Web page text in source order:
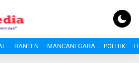
BANTEN MANCANEGARA POLITIK